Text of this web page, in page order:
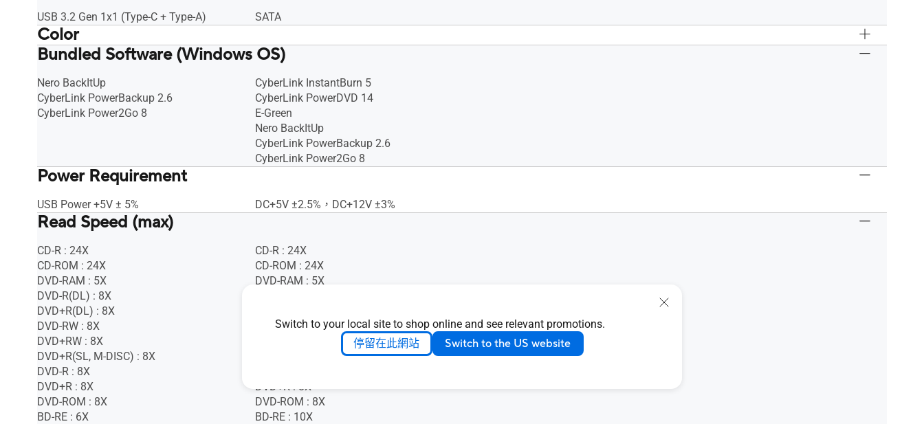
Switch to your local site to shop online and see relevant promotions.
停留在此網站 Switch to the US website
USB 3.2 Gen 1x1 (Type-C + Type-A) SATA
Color
BLACK BLACK
Bundled Software (Windows OS)
Nero BackItUp
CyberLink PowerBackup 2.6
CyberLink Power2Go 8
CyberLink InstantBurn 5
CyberLink PowerDVD 14
E-Green
Nero BackItUp
CyberLink PowerBackup 2.6
CyberLink Power2Go 8
Power Requirement
USB Power +5V ± 5% DC+5V ±2.5%，DC+12V ±3%
Read Speed (max)
CD-R : 24X
CD-ROM : 24X
DVD-RAM : 5X
DVD-R(DL) : 8X
DVD+R(DL) : 8X
DVD-RW : 8X
DVD+RW : 8X
DVD+R(SL, M-DISC) : 8X
DVD-R : 8X
DVD+R : 8X
DVD-ROM : 8X
BD-RE : 6X
CD-R : 24X
CD-ROM : 24X
DVD-RAM : 5X
DVD-RW : 12X
DVD+R(SL, M-DISC) : 8X
DVD+R : 8X
DVD-ROM : 8X
BD-RE : 10X